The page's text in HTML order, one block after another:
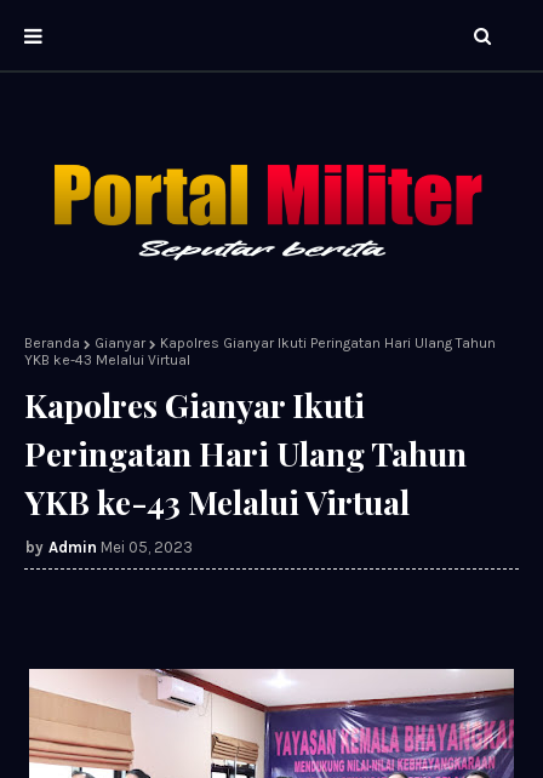
Beranda Gianyar
Kapolres Gianyar Ikuti Peringatan Hari Ulang Tahun
YKB ke-43 Melalui Virtual
Kapolres Gianyar Ikuti
Peringatan Hari Ulang Tahun
YKB ke-43 Melalui Virtual
Admin Mei 05, 2023